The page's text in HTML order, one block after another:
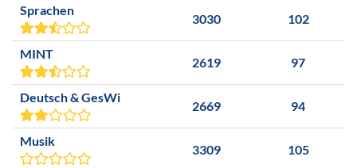
Sprachen
3030 102
MINT
2619 97
Deutsch & GesWi
2669 94
Musik
3309 105